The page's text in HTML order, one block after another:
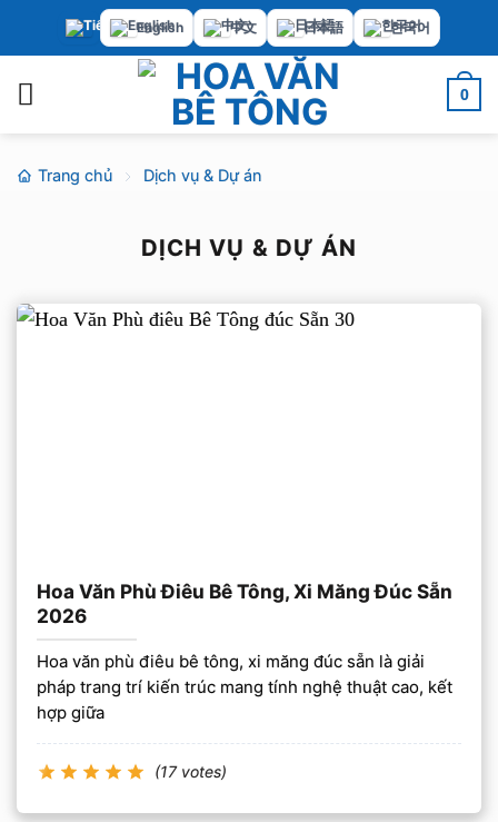
dung
English 中文 日本語 한국어
0
Trang chủ Dịch vụ & Dự án
DỊCH VỤ & DỰ ÁN
Hoa Văn Phù Điêu Bê Tông, Xi Măng Đúc Sẵn
2026
Hoa văn phù điêu bê tông, xi măng đúc sẵn là giải
pháp trang trí kiến trúc mang tính nghệ thuật cao, kết
hợp giữa
(17 votes)